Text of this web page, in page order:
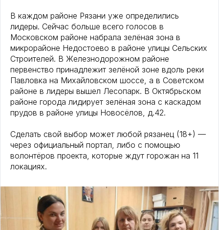
В каждом районе Рязани уже определились
лидеры. Сейчас больше всего голосов в
Московском районе набрала зелёная зона в
микрорайоне Недостоево в районе улицы Сельских
Строителей. В Железнодорожном районе
первенство принадлежит зелёной зоне вдоль реки
Павловка на Михайловском шоссе, а в Советском
районе в лидеры вышел Лесопарк. В Октябрьском
районе города лидирует зелёная зона с каскадом
прудов в районе улицы Новосёлов, д.42.
Сделать свой выбор может любой рязанец (18+) —
через официальный портал, либо с помощью
волонтёров проекта, которые ждут горожан на 11
локациях.